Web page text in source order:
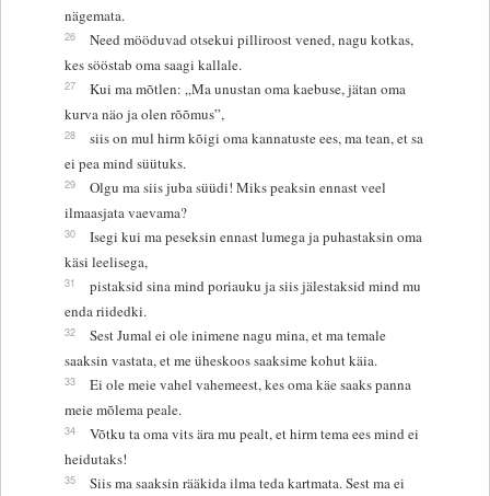
nägemata.
26
Need mööduvad otsekui pilliroost vened, nagu kotkas,
kes sööstab oma saagi kallale.
27
Kui ma mõtlen: „Ma unustan oma kaebuse, jätan oma
kurva näo ja olen rõõmus”,
28
siis on mul hirm kõigi oma kannatuste ees, ma tean, et sa
ei pea mind süütuks.
29
Olgu ma siis juba süüdi! Miks peaksin ennast veel
ilmaasjata vaevama?
30
Isegi kui ma peseksin ennast lumega ja puhastaksin oma
käsi leelisega,
31
pistaksid sina mind poriauku ja siis jälestaksid mind mu
enda riidedki.
32
Sest Jumal ei ole inimene nagu mina, et ma temale
saaksin vastata, et me üheskoos saaksime kohut käia.
33
Ei ole meie vahel vahemeest, kes oma käe saaks panna
meie mõlema peale.
34
Võtku ta oma vits ära mu pealt, et hirm tema ees mind ei
heidutaks!
35
Siis ma saaksin rääkida ilma teda kartmata. Sest ma ei